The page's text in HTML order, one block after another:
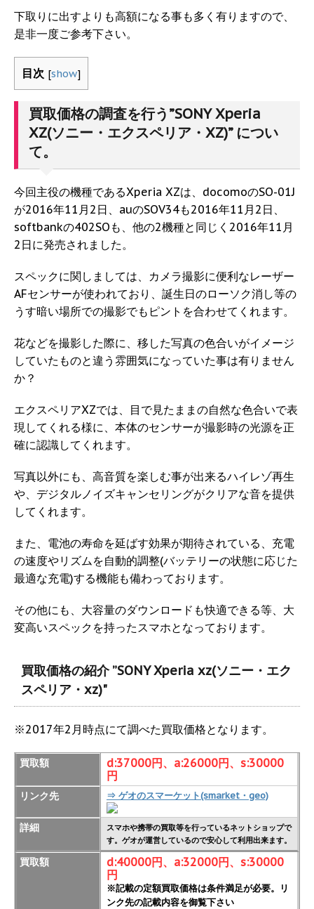
下取りに出すよりも高額になる事も多く有りますので、
是非一度ご参考下さい。
目次 [show]
買取価格の調査を行う”SONY Xperia
XZ(ソニー・エクスペリア・XZ)” につい
て。
今回主役の機種であるXperia XZは、docomoのSO-01J
が2016年11月2日、auのSOV34も2016年11月2日、
softbankの402SOも、他の2機種と同じく2016年11月
2日に発売されました。
スペックに関しましては、カメラ撮影に便利なレーザー
AFセンサーが使われており、誕生日のローソク消し等の
うす暗い場所での撮影でもピントを合わせてくれます。
花などを撮影した際に、移した写真の色合いがイメージ
していたものと違う雰囲気になっていた事は有りません
か？
エクスペリアXZでは、目で見たままの自然な色合いで表
現してくれる様に、本体のセンサーが撮影時の光源を正
確に認識してくれます。
写真以外にも、高音質を楽しむ事が出来るハイレゾ再生
や、デジタルノイズキャンセリングがクリアな音を提供
してくれます。
また、電池の寿命を延ばす効果が期待されている、充電
の速度やリズムを自動的調整(バッテリーの状態に応じた
最適な充電)する機能も備わっております。
その他にも、大容量のダウンロードも快適できる等、大
変高いスペックを持ったスマホとなっております。
買取価格の紹介 ”SONY Xperia xz(ソニー・エク
スペリア・xz)"
※2017年2月時点にて調べた買取価格となります。
買取額
d:37000円、a:26000円、s:30000
円
リンク先 ⇒ ゲオのスマーケット(smarket・geo)
詳細
スマホや携帯の買取等を行っているネットショップで
す。ゲオが運営しているので安心して利用出来ます。
買取額
d:40000円、a:32000円、s:30000
円
※記載の定額買取価格は条件満足が必要。リ
ンク先の記載内容を御覧下さい